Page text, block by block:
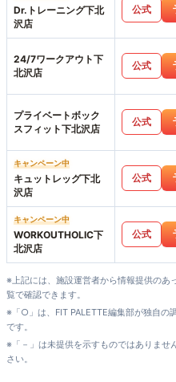
Dr.トレーニング下北
沢店
公式
24/7ワークアウト下
北沢店
公式
プライベートボック
スフィット下北沢店
公式
キャンペーン中
キュットレッグ下北
沢店
公式
キャンペーン中
WORKOUTHOLIC下
北沢店
公式
※上記には、施設運営者から情報提供のあ
覧で確認できます。
※「○」は、FIT PALETTE編集部が独自の
です。
※「－」は未提供を示すものではありませ
さい。